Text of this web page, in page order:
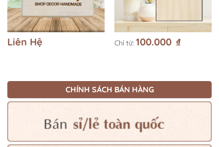
Liên Hệ Chỉ từ: 100.000 ₫
CHÍNH SÁCH BÁN HÀNG